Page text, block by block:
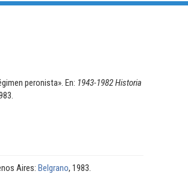
peronista». En: 1943-1982 Historia
Aires: Belgrano, 1983.